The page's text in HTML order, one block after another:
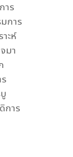
าร
การ
ะห์
มา
การ